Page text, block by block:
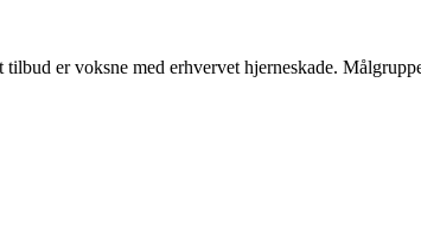
er voksne med erhvervet hjerneskade.